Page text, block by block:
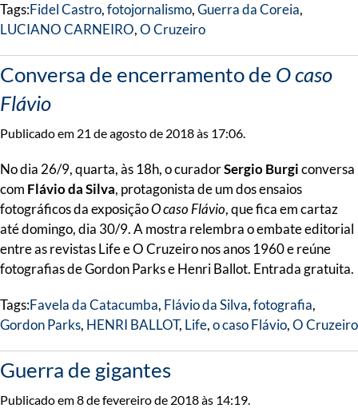
Tags:Fidel Castro,fotojornalismo,Guerra da Coreia,
LUCIANO CARNEIRO,O Cruzeiro
Conversa de encerramento de O caso
Flávio
Publicado em 21 de agosto de 2018 às 17:06.
No dia 26/9, quarta, às 18h, o curadorSergio Burgiconversa
com Flávio da Silva, protagonista de um dos ensaios
fotográficos da exposiçãoO caso Flávio, que fica em cartaz
até domingo, dia 30/9. A mostra relembra o embate editorial
entre as revistas Life e O Cruzeiro nos anos 1960 e reúne
fotografias de Gordon Parks e Henri Ballot. Entrada gratuita.
Tags:Favela da Catacumba, Flávio da Silva,fotografia,
Gordon Parks, HENRI BALLOT, Life,o caso Flávio,O Cruzeiro
Guerra de gigantes
Publicado em 8 de fevereiro de 2018 às 14:19.